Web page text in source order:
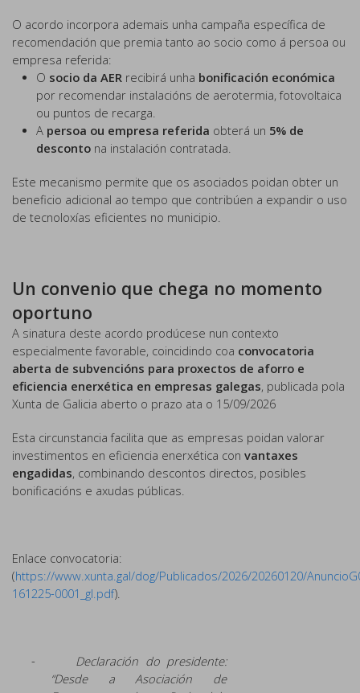
O acordo incorpora ademais unha campaña específica de
recomendación que premia tanto ao socio como á persoa ou
empresa referida:
O socio da AER recibirá unha bonificación económica
por recomendar instalacións de aerotermia, fotovoltaica
ou puntos de recarga.
A persoa ou empresa referida obterá un 5% de
desconto na instalación contratada.
Este mecanismo permite que os asociados poidan obter un
beneficio adicional ao tempo que contribúen a expandir o uso
de tecnoloxías eficientes no municipio.
Un convenio que chega no momento
oportuno
A sinatura deste acordo prodúcese nun contexto
especialmente favorable, coincidindo coa convocatoria
aberta de subvencións para proxectos de aforro e
eficiencia enerxética en empresas galegas, publicada pola
Xunta de Galicia aberto o prazo ata o 15/09/2026
Esta circunstancia facilita que as empresas poidan valorar
investimentos en eficiencia enerxética con vantaxes
engadidas, combinando descontos directos, posibles
bonificacións e axudas públicas.
Enlace convocatoria:
(https://www.xunta.gal/dog/Publicados/2026/20260120/
161225-0001_gl.pdf).
-
Declaración do presidente:
“Desde a Asociación de